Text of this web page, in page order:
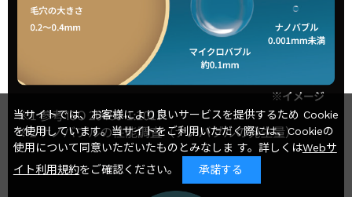
当サイトでは、お客様により良いサービスを提供するため Cookie
を使用しています。当サイトをご利用いただく際には、Cookieの
使用について同意いただいたものとみなしま す。詳しくはWebサ
イト利用規約をご確認ください。 承諾する